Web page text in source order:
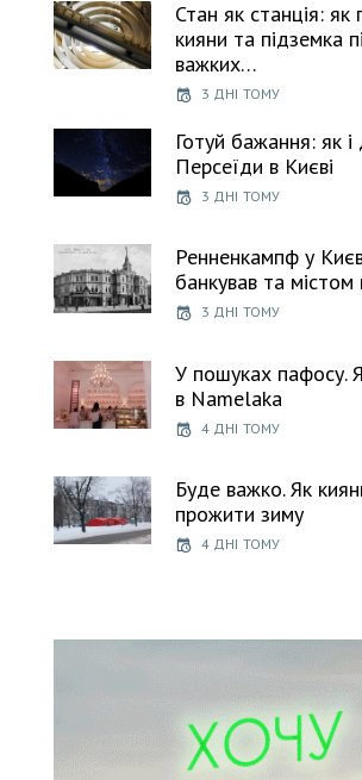
Стан як станція: як
кияни та підземка
важких…
3 ДНІ ТОМУ
Готуй бажання: як
Персеїди в Києві
3 ДНІ ТОМУ
Ренненкампф у
банкував та містом
3 ДНІ ТОМУ
У пошуках пафосу.
в Namelaka
4 ДНІ ТОМУ
Буде важко. Як
прожити зиму
4 ДНІ ТОМУ